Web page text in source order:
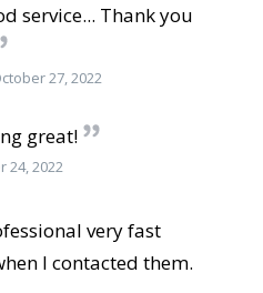
service... Thank you
27, 2022
great!
24, 2022
very fast
I contacted them.